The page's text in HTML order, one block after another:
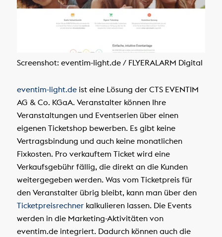
Screenshot: eventim-light.de / FLYERALARM Digital
eventim-light.deist eine Lösung der CTS EVENTIM
AG & Co. KGaA. Veranstalter können Ihre
Veranstaltungen und Eventserien über einen
eigenen Ticketshop bewerben. Es gibt keine
Vertragsbindung und auch keine monatlichen
Fixkosten. Pro verkauftem Ticket wird eine
Verkaufsgebühr fällig, die direkt an die Kunden
weitergegeben werden. Was vom Ticketpreis für
den Veranstalter übrig bleibt, kann man über den
Ticketpreisrechnerkalkulieren lassen. Die Events
werden in die Marketing-Aktivitäten von
eventim.de integriert. Dadurch können auch die